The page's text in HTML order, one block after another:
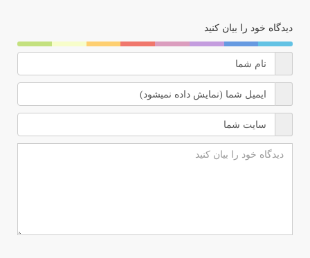
دیدگاه خود را بیان کنید